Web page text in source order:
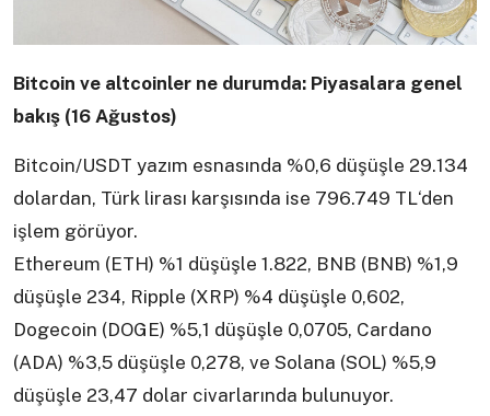
Bitcoin ve altcoinler ne durumda: Piyasalara genel
bakış (16 Ağustos)
Bitcoin/USDT yazım esnasında %0,6 düşüşle 29.134
dolardan, Türk lirası karşısında ise 796.749 TL‘den
işlem görüyor.
Ethereum (ETH) %1 düşüşle 1.822, BNB (BNB) %1,9
düşüşle 234, Ripple (XRP) %4 düşüşle 0,602,
Dogecoin (DOGE) %5,1 düşüşle 0,0705, Cardano
(ADA) %3,5 düşüşle 0,278, ve Solana (SOL) %5,9
düşüşle 23,47 dolar civarlarında bulunuyor.